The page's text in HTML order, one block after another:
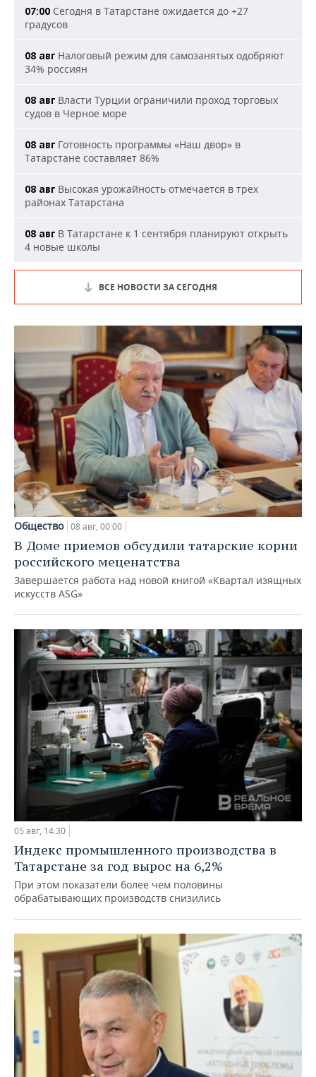
07:00 Сегодня в Татарстане ожидается до +27
градусов
08 авг Налоговый режим для самозанятых одобряют
34% россиян
08 авг Власти Турции ограничили проход торговых
судов в Черное море
08 авг Готовность программы «Наш двор» в
Татарстане составляет 86%
08 авг Высокая урожайность отмечается в трех
районах Татарстана
08 авг В Татарстане к 1 сентября планируют открыть
4 новые школы
ВСЕ НОВОСТИ ЗА СЕГОДНЯ
Общество 08 авг, 00:00
В Доме приемов обсудили татарские корни
российского меценатства
Завершается работа над новой книгой «Квартал изящных
искусств ASG»
05 авг, 14:30
Индекс промышленного производства в
Татарстане за год вырос на 6,2%
При этом показатели более чем половины
обрабатывающих производств снизились